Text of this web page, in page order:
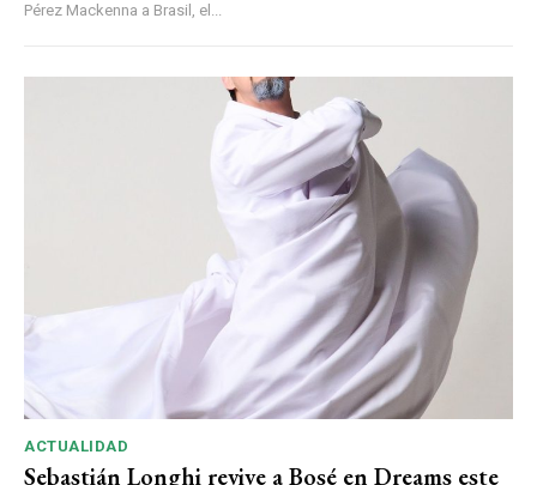
Pérez Mackenna a Brasil, el...
ACTUALIDAD
Sebastián Longhi revive a Bosé en Dreams este